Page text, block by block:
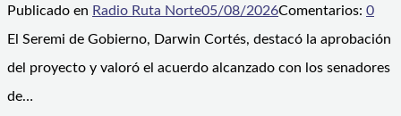
Publicado en Radio Ruta Norte05/08/2026Comentarios: 0
El Seremi de Gobierno, Darwin Cortés, destacó la aprobación
del proyecto y valoró el acuerdo alcanzado con los senadores
de…